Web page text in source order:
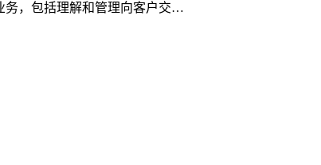
务，包括理解和管理向客户交…